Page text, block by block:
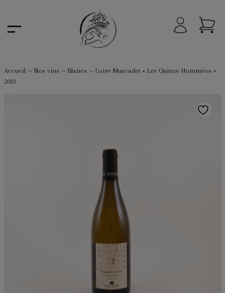
Accueil— Nos vins — Blancs — Loire Muscadet « Les Quinze Hommées »
2023